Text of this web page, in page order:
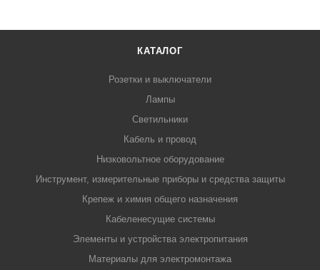
КАТАЛОГ
Розетки и выключатели
Лампы
Светильники
Кабель и провод
Низковольтное оборудование
Инструмент, измерительные приборы и средства защиты
Крепеж и химия общего назначения
Кабеленесущие системы
Элементы и устройства электропитания
Материалы для электромонтажа